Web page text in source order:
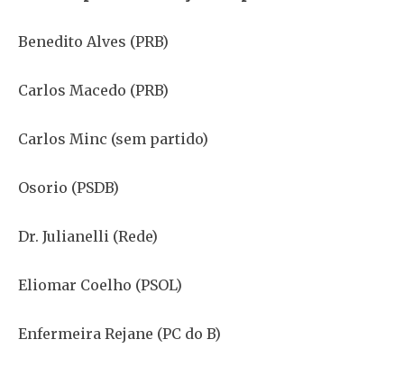
Benedito Alves (PRB)
Carlos Macedo (PRB)
Carlos Minc (sem partido)
Osorio (PSDB)
Dr. Julianelli (Rede)
Eliomar Coelho (PSOL)
Enfermeira Rejane (PC do B)